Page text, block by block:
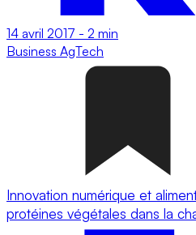
14 avril 2017 - 2 min
Business AgTech
Innovation numérique et
protéines végétales dans la